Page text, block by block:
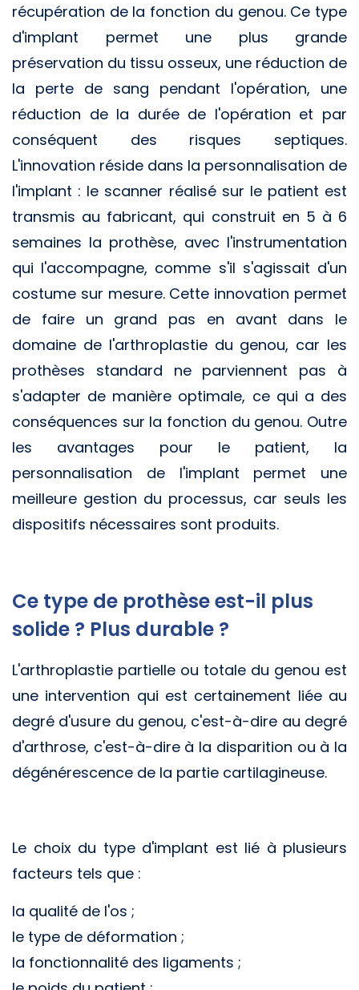
récupération de la fonction du genou. Ce type
d'implant permet une plus grande
préservation du tissu osseux, une réduction de
la perte de sang pendant l'opération, une
réduction de la durée de l'opération et par
conséquent des risques septiques.
L'innovation réside dans la personnalisation de
l'implant : le scanner réalisé sur le patient est
transmis au fabricant, qui construit en 5 à 6
semaines la prothèse, avec l'instrumentation
qui l'accompagne, comme s'il s'agissait d'un
costume sur mesure. Cette innovation permet
de faire un grand pas en avant dans le
domaine de l'arthroplastie du genou, car les
prothèses standard ne parviennent pas à
s'adapter de manière optimale, ce qui a des
conséquences sur la fonction du genou. Outre
les avantages pour le patient, la
personnalisation de l'implant permet une
meilleure gestion du processus, car seuls les
dispositifs nécessaires sont produits.
Ce type de prothèse est-il plus
solide ? Plus durable ?
L'arthroplastie partielle ou totale du genou est
une intervention qui est certainement liée au
degré d'usure du genou, c'est-à-dire au degré
d'arthrose, c'est-à-dire à la disparition ou à la
dégénérescence de la partie cartilagineuse.
Le choix du type d'implant est lié à plusieurs
facteurs tels que :
la qualité de l'os ;
le type de déformation ;
la fonctionnalité des ligaments ;